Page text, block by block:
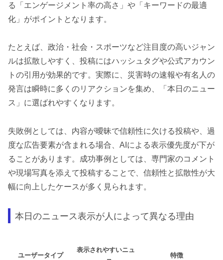
る「エンゲージメント率の高さ」や「キーワードの最適
化」がポイントとなります。
たとえば、政治・社会・スポーツなど注目度の高いジャン
ルは拡散しやすく、投稿にはハッシュタグや公式アカウン
トの引用が効果的です。実際に、災害時の速報や有名人の
発言は瞬時に多くのリアクションを集め、「本日のニュー
ス」に選ばれやすくなります。
失敗例としては、内容が曖昧で信頼性に欠ける投稿や、過
度な広告要素が含まれる場合、AIによる表示優先度が下が
ることがあります。成功事例としては、専門家のコメント
や現場写真を添えて投稿することで、信頼性と拡散性が大
幅に向上したケースが多く見られます。
本日のニュース表示が人によって異なる理由
ユーザータイプ
表示されやすいニュ
特徴